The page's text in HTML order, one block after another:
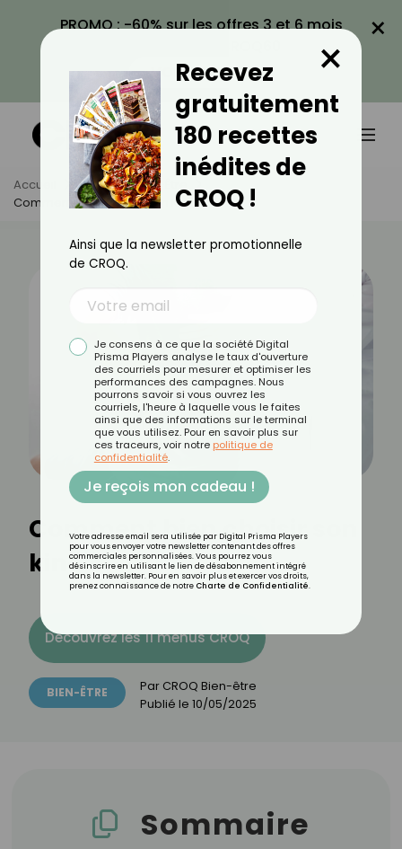
PROMO : -60% sur les offres 3 et 6 mois
VOIR LA PROMO
×
Accueil Actus
Bien-Être
Comment Bien Choisir Son Kiné ?
Comment bien choisir son
kiné ?
Découvrez les 11 menus CROQ
BIEN-ÊTRE Par CROQ Bien-être
Publié le 10/05/2025
Sommaire
Recevez
gratuitement
180 recettes
inédites de
CROQ !
×
Ainsi que la newsletter promotionnelle
de CROQ.
Je consens à ce que la société Digital
Prisma Players analyse le taux d'ouverture
des courriels pour mesurer et optimiser les
performances des campagnes. Nous
pourrons savoir si vous ouvrez les
courriels, l'heure à laquelle vous le faites
ainsi que des informations sur le terminal
que vous utilisez. Pour en savoir plus sur
ces traceurs, voir notre politique de
confidentialité.
Je reçois mon cadeau !
Votre adresse email sera utilisée par Digital Prisma Players
pour vous envoyer votre newsletter contenant des offres
commerciales personnalisées. Vous pourrez vous
désinscrire en utilisant le lien de désabonnement intégré
dans la newsletter. Pour en savoir plus et exercer vos droits,
prenez connaissance de notre Charte de Confidentialité.